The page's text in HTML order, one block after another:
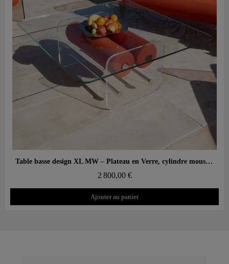
Aperçu rapide Table basse design XL MW – Plateau en Verre, cylindre mousse alvéolaire
2 800,00 €
Ajouter au panier